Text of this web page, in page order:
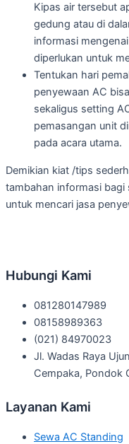
Kipas air tersebut
gedung atau di
informasi
diperlukan untuk
Tentukan hari
penyewaan AC
sekaligus setting
pemasangan unit
pada acara utama.
Demikian kiat /tips
tambahan informasi bagi
untuk mencari jasa
Hubungi Kami
081280147989
08158989363
(021) 84970023
Jl. Wadas Raya
Cempaka, Pondok
Layanan Kami
Sewa AC Standing